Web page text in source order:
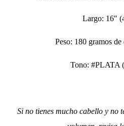
Largo: 16″
Peso: 180 gramos
Tono: #PLATA
Si no tienes mucho cabello y no